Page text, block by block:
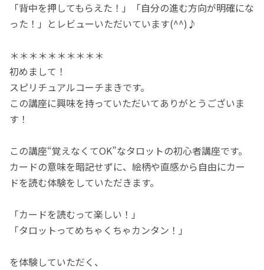
「背中を押してもらえた！」「自分の進む方向が明確にな
った！」とレビューいただいています(^^)♪
＊＊＊＊＊＊＊＊＊＊
初めまして！
スピリチュアルコーチまきです。
この講座に興味を持っていただいてありがとうございま
す！
この講座“覚えなくてOK”なタロットの初心者講座です。
カードの意味を暗記せずに、絵柄や直感から自由にカー
ドを読む体験をしていただきます。
「カードを読むって楽しい！」
「タロットってめちゃくちゃカンタン！」
を体験していただく、